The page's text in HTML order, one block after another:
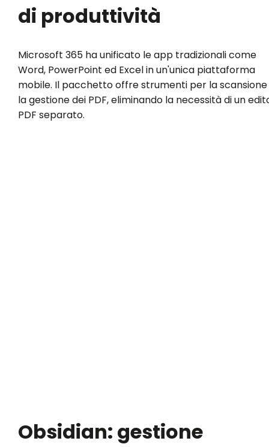
di produttività
Microsoft 365 ha unificato le app tradizionali come
Word, PowerPoint ed Excel in un'unica piattaforma
mobile. Il pacchetto offre strumenti per la scansione
la gestione dei PDF, eliminando la necessità di un
PDF separato.
Obsidian: gestione